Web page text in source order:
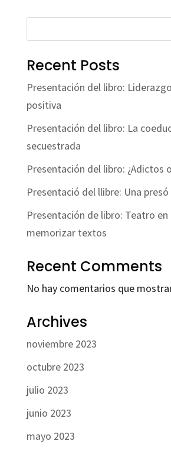
Recent Posts
Presentación del libro:
positiva
Presentación del libro: La
secuestrada
Presentación del libro: ¿Adictos
Presentació del llibre: Una
Presentación de libro: Teatro en
memorizar textos
Recent Comments
No hay comentarios que
Archives
noviembre 2023
octubre 2023
julio 2023
junio 2023
mayo 2023